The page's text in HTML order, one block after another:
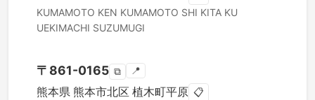
KUMAMOTO KEN KUMAMOTO SHI KITA KU
UEKIMACHI SUZUMUGI
〒 861-0165 ⧉ 📍
熊本県 熊本市北区 植木町平原 📋